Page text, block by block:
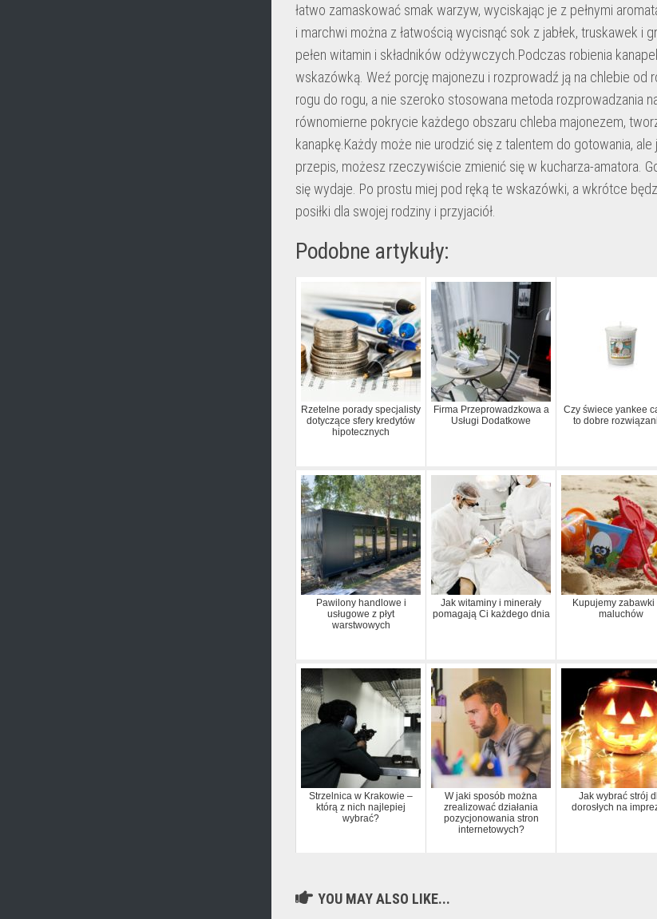
łatwo zamaskować smak warzyw, wyciskając je z pełnymi
i marchwi można z łatwością wycisnąć sok z jabłek, truskawek i
pełen witamin i składników odżywczych.Podczas robienia
wskazówką. Weź porcję majonezu i rozprowadź ją na chlebie od
rogu do rogu, a nie szeroko stosowana metoda rozprowadzania
równomierne pokrycie każdego obszaru chleba majonezem,
kanapkę.Każdy może nie urodzić się z talentem do gotowania,
przepis, możesz rzeczywiście zmienić się w kucharza-amatora.
się wydaje. Po prostu miej pod ręką te wskazówki, a wkrótce
posiłki dla swojej rodziny i przyjaciół.
Podobne artykuły:
Rzetelne porady specjalisty
dotyczące sfery kredytów
hipotecznych
Firma Przeprowadzkowa a
Usługi Dodatkowe
Czy świece yankee
to dobre
Pawilony handlowe i
usługowe z płyt
warstwowych
Jak witaminy i minerały
pomagają Ci każdego dnia
Kupujemy zabawki
maluchów
Strzelnica w Krakowie –
którą z nich najlepiej
wybrać?
W jaki sposób można
zrealizować działania
pozycjonowania stron
internetowych?
Jak wybrać strój
dorosłych na
YOU MAY ALSO LIKE...